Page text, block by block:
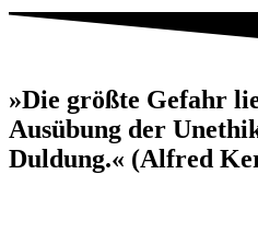
»Die größte Gefahr
Ausübung der
Duldung.« (Alfred